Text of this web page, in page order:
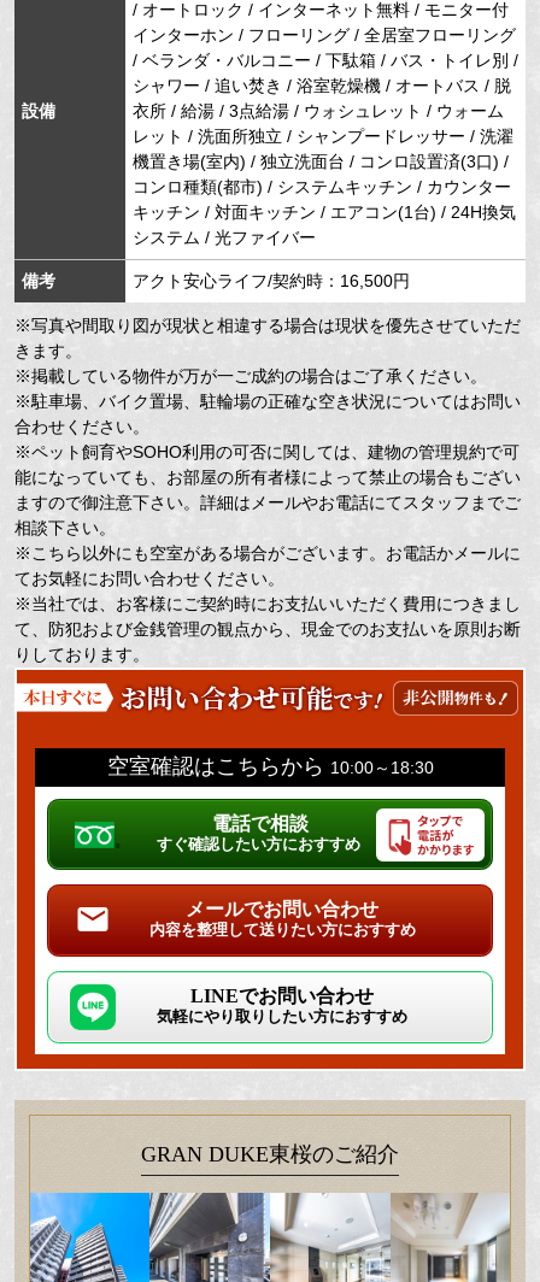
設備
/ オートロック / インターネット無料 / モニター付
インターホン / フローリング / 全居室フローリング
/ ベランダ・バルコニー / 下駄箱 / バス・トイレ別 /
シャワー / 追い焚き / 浴室乾燥機 / オートバス / 脱
衣所 / 給湯 / 3点給湯 / ウォシュレット / ウォーム
レット / 洗面所独立 / シャンプードレッサー / 洗濯
機置き場(室内) / 独立洗面台 / コンロ設置済(3口) /
コンロ種類(都市) / システムキッチン / カウンター
キッチン / 対面キッチン / エアコン(1台) / 24H換気
システム / 光ファイバー
備考 アクト安心ライフ/契約時：16,500円
※写真や間取り図が現状と相違する場合は現状を優先させていただ
きます。
※掲載している物件が万が一ご成約の場合はご了承ください。
※駐車場、バイク置場、駐輪場の正確な空き状況についてはお問い
合わせください。
※ペット飼育やSOHO利用の可否に関しては、建物の管理規約で可
能になっていても、お部屋の所有者様によって禁止の場合もござい
ますので御注意下さい。詳細はメールやお電話にてスタッフまでご
相談下さい。
※こちら以外にも空室がある場合がございます。お電話かメールに
てお気軽にお問い合わせください。
※当社では、お客様にご契約時にお支払いいただく費用につきまし
て、防犯および金銭管理の観点から、現金でのお支払いを原則お断
りしております。
空室確認はこちらから 10:00～18:30
電話で相談
すぐ確認したい方におすすめ
メールでお問い合わせ
内容を整理して送りたい方におすすめ
LINEでお問い合わせ
気軽にやり取りしたい方におすすめ
GRAN DUKE東桜のご紹介